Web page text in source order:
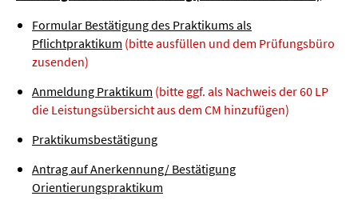
Formular Bestätigung des Praktikums als
Pflichtpraktikum (bitte ausfüllen und dem Prüfungsbüro
zusenden)
Anmeldung Praktikum (bitte ggf. als Nachweis der 60 LP
die Leistungsübersicht aus dem CM hinzufügen)
Praktikumsbestätigung
Antrag auf Anerkennung/ Bestätigung
Orientierungspraktikum